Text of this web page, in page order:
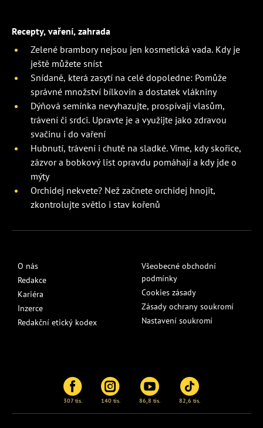
Recepty, vaření, zahrada
Zelené brambory nejsou jen kosmetická vada. Kdy je
ještě můžete sníst
Snídaně, která zasytí na celé dopoledne: Pomůže
správné množství bílkovin a dostatek vlákniny
Dýňová semínka nevyhazujte, prospívají vlasům,
trávení či srdci. Upravte je a využijte jako zdravou
svačinu i do vaření
Hubnutí, trávení i chutě na sladké. Víme, kdy skořice,
zázvor a bobkový list opravdu pomáhají a kdy jde o
mýty
Orchidej nekvete? Než začnete orchidej hnojit,
zkontrolujte světlo i stav kořenů
O nás
Redakce
Kariéra
Inzerce
Redakční etický kodex
Všeobecné obchodní
podmínky
Cookies zásady
Zásady ochrany soukromí
Nastavení soukromí
307 tis. 140 tis. 86,8 tis. 82,6 tis.